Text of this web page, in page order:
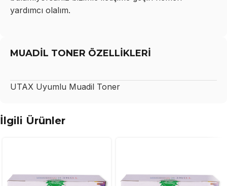
yardımcı olalım.
MUADİL TONER ÖZELLİKLERİ
UTAX Uyumlu Muadil Toner
İlgili Ürünler